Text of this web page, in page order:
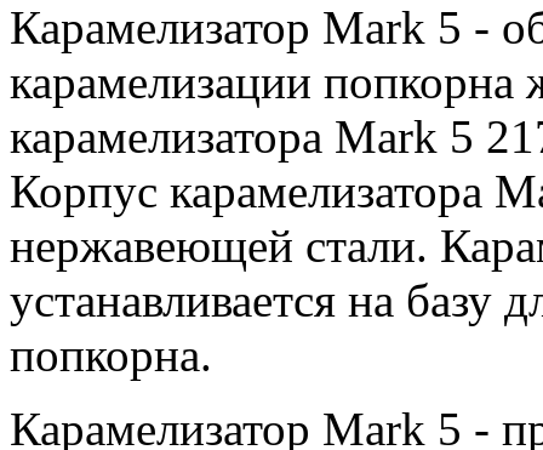
Карамелизатор Mark 5 -
карамелизации
карамелизатора Mark 5
Корпус карамелизатора
нержавеющей стали.
устанавливается на базу
попкорна.
Карамелизатор Mark 5 -